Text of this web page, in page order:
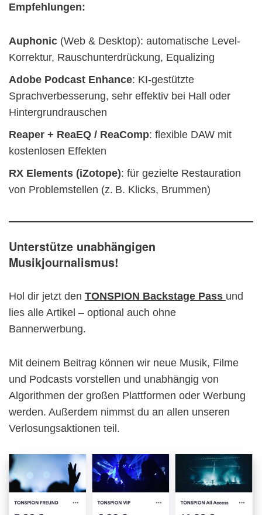
Empfehlungen:
Auphonic (Web & Desktop): automatische Level-
Korrektur, Rauschunterdrückung, Equalizing
Adobe Podcast Enhance: KI-gestützte
Sprachverbesserung, sehr effektiv bei Hall oder
Hintergrundrauschen
Reaper + ReaEQ / ReaComp: flexible DAW mit
kostenlosen Effekten
RX Elements (iZotope): für gezielte Restauration
von Problemstellen (z. B. Klicks, Brummen)
Unterstütze unabhängigen
Musikjournalismus!
Hol dir jetzt den TONSPION Backstage Pass und
lies alle Artikel – optional auch ohne
Bannerwerbung.
Mit deinem Beitrag können wir neue Musik, Filme
und Podcasts vorstellen und unabhängig von
Algorithmen der großen Plattformen oder Werbung
werden. Außerdem nimmst du an allen unseren
Verlosungsaktionen teil.